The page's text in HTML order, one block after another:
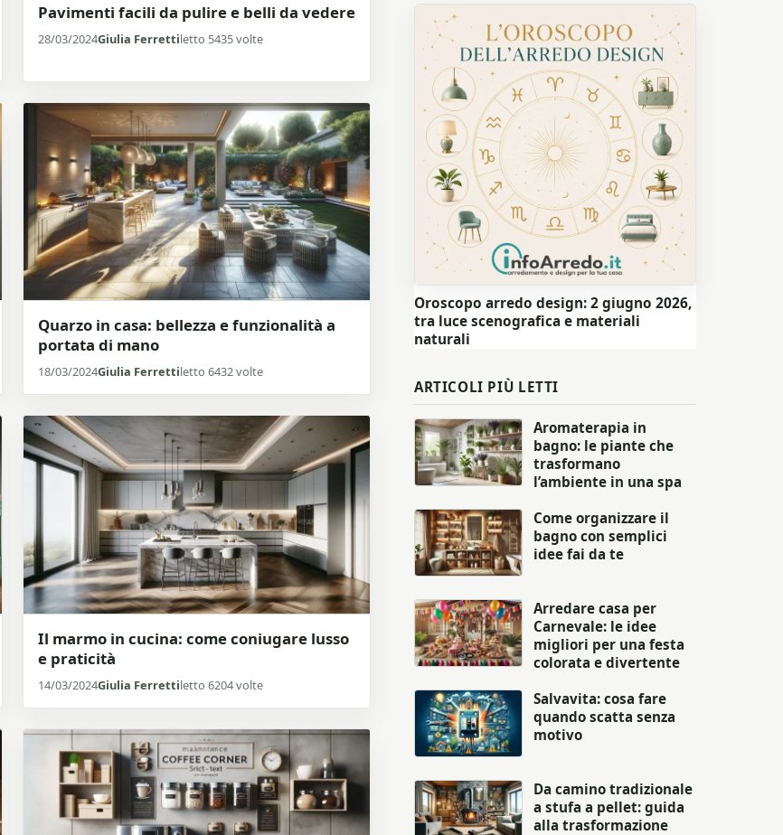
Pavimenti facili da pulire e belli da vedere
28/03/2024Giulia Ferrettiletto 5435 volte
Quarzo in casa: bellezza e funzionalità a
portata di mano
18/03/2024Giulia Ferrettiletto 6432 volte
Il marmo in cucina: come coniugare lusso
e praticità
14/03/2024Giulia Ferrettiletto 6204 volte
Oroscopo arredo design: 2 giugno 2026,
tra luce scenografica e materiali
naturali
ARTICOLI PIÙ LETTI
Aromaterapia in
bagno: le piante che
trasformano
l’ambiente in una spa
Come organizzare il
bagno con semplici
idee fai da te
Arredare casa per
Carnevale: le idee
migliori per una festa
colorata e divertente
Salvavita: cosa fare
quando scatta senza
motivo
Da camino tradizionale
a stufa a pellet: guida
alla trasformazione